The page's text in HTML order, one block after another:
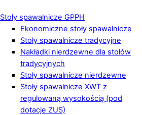
Stoły spawalnicze GPPH
Ekonomiczne stoły spawalnicze
Stoły spawalnicze tradycyjne
Nakładki nierdzewne dla stołów
tradycyjnych
Stoły spawalnicze nierdzewne
Stoły spawalnicze XWT z
regulowaną wysokością (pod
dotacje ZUS)